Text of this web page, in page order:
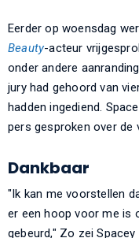
Eerder op woensdag
Beauty-acteur
onder andere
jury had gehoord van
hadden ingediend.
pers gesproken over de
Dankbaar
"Ik kan me voorstellen
er een hoop voor me is
gebeurd," Zo zei